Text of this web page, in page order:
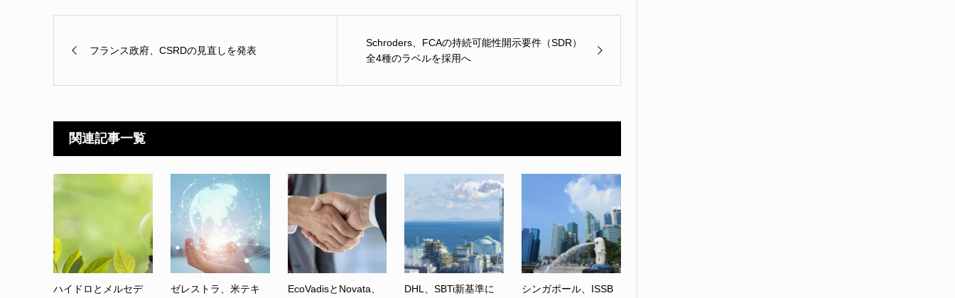
フランス政府、CSRDの見直しを発表
Schroders、FCAの持続可能性開示要件（SDR）
全4種のラベルを採用へ
関連記事一覧
ハイドロとメルセデ
ゼレストラ、米テキ
EcoVadisとNovata、
DHL、SBTi新基準に
シンガポール、ISSB